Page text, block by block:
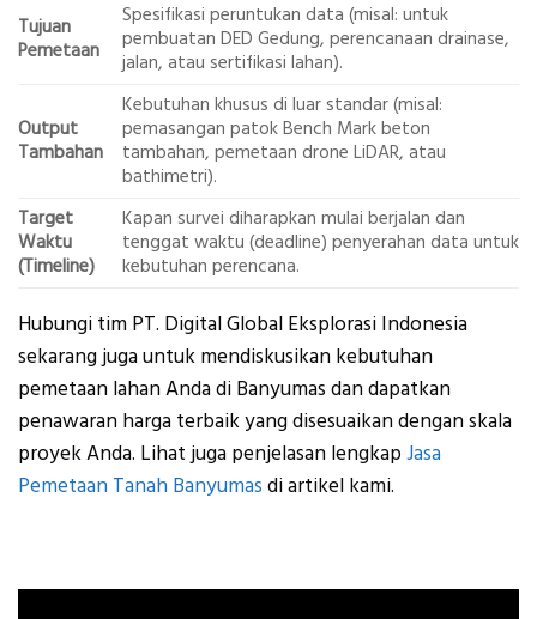
Tujuan
Pemetaan
Spesifikasi peruntukan data (misal: untuk
pembuatan DED Gedung, perencanaan drainase,
jalan, atau sertifikasi lahan).
Output
Tambahan
Kebutuhan khusus di luar standar (misal:
pemasangan patok Bench Mark beton
tambahan, pemetaan drone LiDAR, atau
bathimetri).
Target
Waktu
(Timeline)
Kapan survei diharapkan mulai berjalan dan
tenggat waktu (deadline) penyerahan data untuk
kebutuhan perencana.
Hubungi tim PT. Digital Global Eksplorasi Indonesia
sekarang juga untuk mendiskusikan kebutuhan
pemetaan lahan Anda di Banyumas dan dapatkan
penawaran harga terbaik yang disesuaikan dengan skala
proyek Anda. Lihat juga penjelasan lengkap Jasa
Pemetaan Tanah Banyumas di artikel kami.